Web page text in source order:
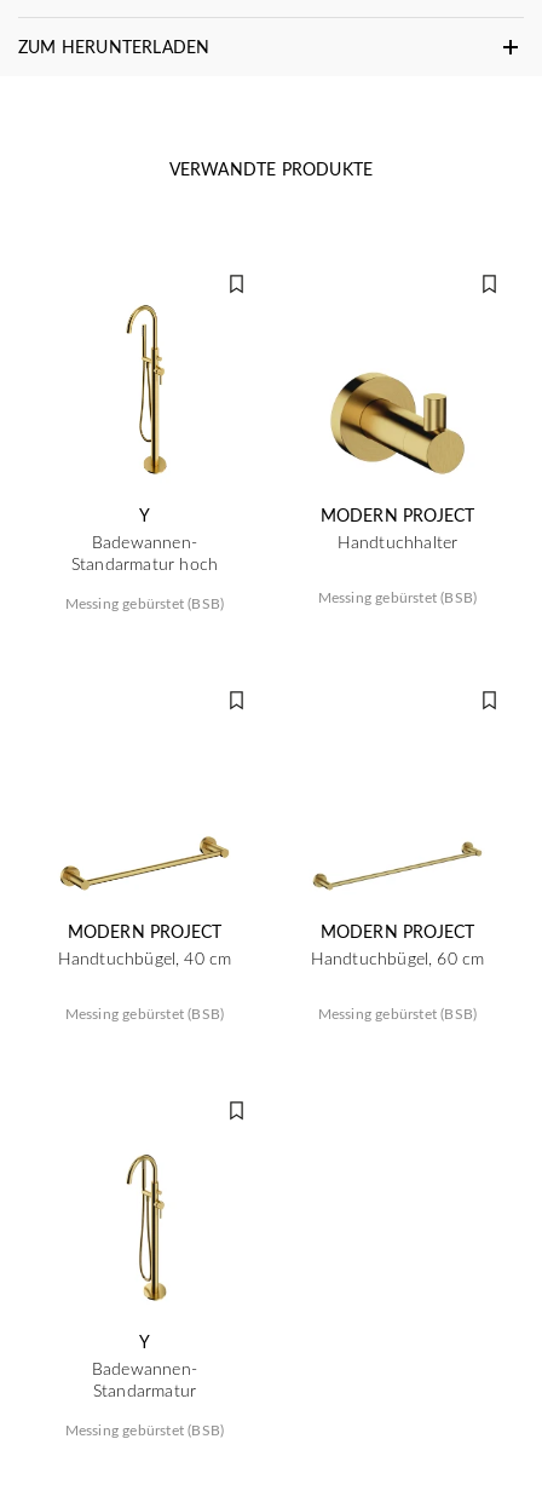
ZUM HERUNTERLADEN
VERWANDTE PRODUKTE
Y
Badewannen-
Standarmatur hoch
Messing gebürstet (BSB)
MODERN PROJECT
Handtuchhalter
Messing gebürstet (BSB)
MODERN PROJECT
Handtuchbügel, 40 cm
Messing gebürstet (BSB)
MODERN PROJECT
Handtuchbügel, 60 cm
Messing gebürstet (BSB)
Y
Badewannen-
Standarmatur
Messing gebürstet (BSB)